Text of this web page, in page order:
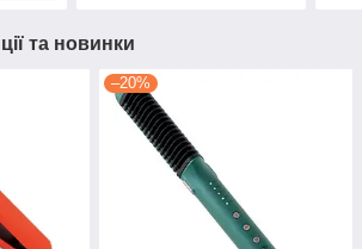
та новинки
–20%